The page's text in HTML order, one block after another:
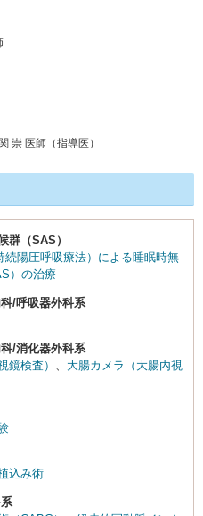
崇 医師（指導医）
群（SAS）
続陽圧呼吸療法）による睡眠時無
）の治療
/呼吸器外科系
/消化器外科系
鏡検査）
大腸カメラ（大腸内視
込み術